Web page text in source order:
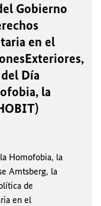
Gobierno
en el
Día
la
Homofobia, la
Amtsberg, la
de
en el